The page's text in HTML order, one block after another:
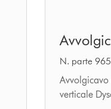
N. parte
verticale